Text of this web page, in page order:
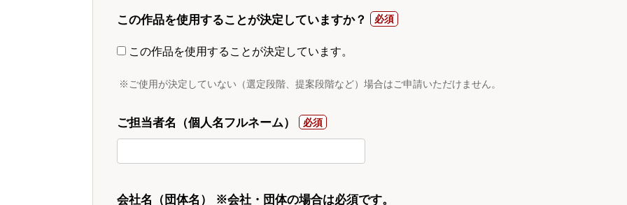
この作品を使用することが決定していますか？
この作品を使用することが決定しています。
※ご使用が決定していない（選定段階、提案段階など）場合はご申請いただけません。
ご担当者名（個人名フルネーム）
会社名（団体名） ※会社・団体の場合は必須です。